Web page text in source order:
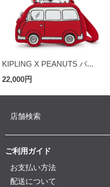
KIPLING X PEANUTS バ...
22,000円
店舗検索
ご利用ガイド
お支払い方法
配送について